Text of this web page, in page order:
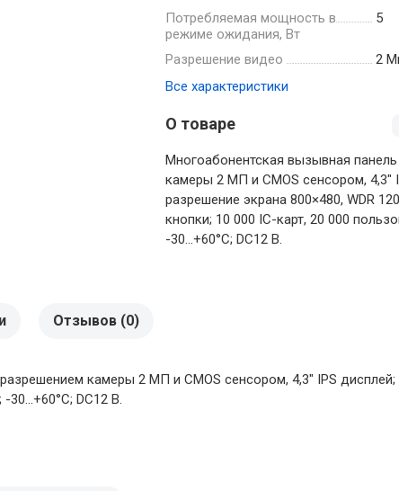
Потребляемая мощность в
режиме ожидания, Вт
5
Разрешение видео
2
Все характеристики
О товаре
Многоабонентская вызывная
камеры 2 МП и CMOS сенсором, 4,3"
разрешение экрана 800×480, WDR
кнопки; 10 000 IC-карт, 20 000
-30...+60°C; DC12 В.
Отзывов (0)
камеры 2 МП и CMOS сенсором, 4,3" IPS
DC12 В.